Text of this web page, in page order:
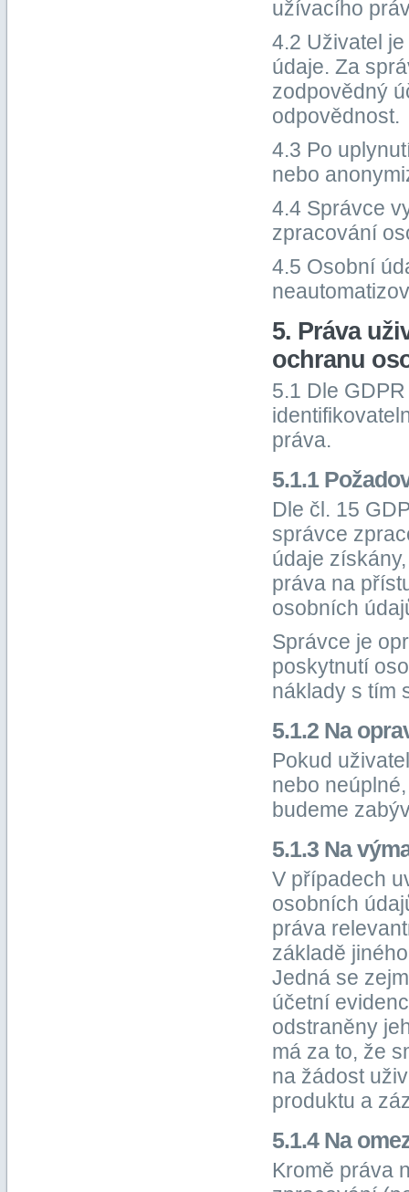
užívacího
4.2 Uživatel
údaje. Za
zodpovědný
odpovědnost.
4.3 Po
nebo
4.4 Správce
zpracování
4.5 Osobní
5. Práva
ochranu
5.1 Dle
práva.
5.1.1
Dle čl. 15
správce
údaje
práva na
osobních
Správce je
poskytnutí
náklady s tím
5.1.2 Na
Pokud
nebo
budeme
5.1.3 Na
V případech
osobních
práva
základě
Jedná se
účetní
odstraněny
má za to, že
na žádost
produktu a
5.1.4 Na
Kromě práva